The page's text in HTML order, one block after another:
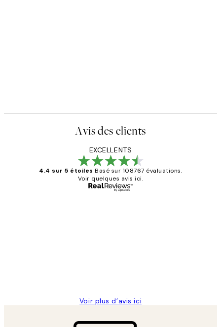
Avis des clients
EXCELLENTS
4.4 sur 5 étoiles Basé sur 108767 évaluations.
Voir quelques avis ici.
Voir plus d’avis ici